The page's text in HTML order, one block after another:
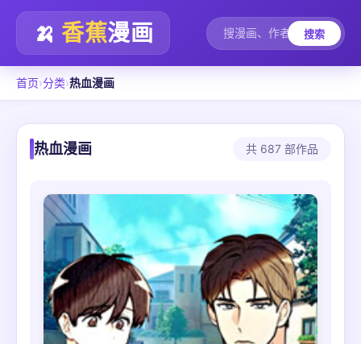
🍌 香蕉漫画 搜索
首页›分类›热血漫画
热血漫画 共 687 部作品